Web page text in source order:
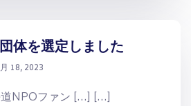
体を選定しました
18, 2023
NPOファン […] […]